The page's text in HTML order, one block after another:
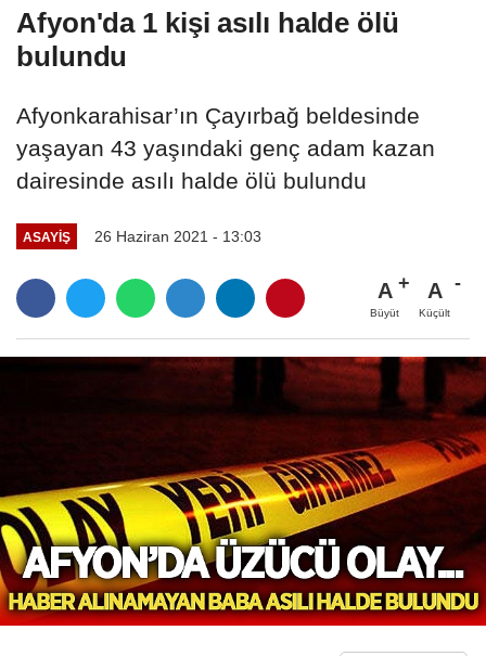
Afyon'da 1 kişi asılı halde ölü
bulundu
Afyonkarahisar’ın Çayırbağ beldesinde
yaşayan 43 yaşındaki genç adam kazan
dairesinde asılı halde ölü bulundu
ASAYIŞ 26 Haziran 2021 - 13:03
A
Büyüt
A
Küçült